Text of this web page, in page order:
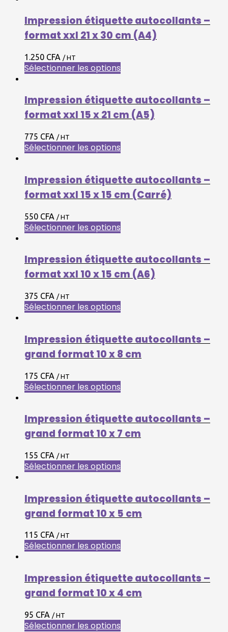
Impression étiquette autocollants –
format xxl 21 x 30 cm (A4)
1.250 CFA / HT
Sélectionner les options
Impression étiquette autocollants –
format xxl 15 x 21 cm (A5)
775 CFA / HT
Sélectionner les options
Impression étiquette autocollants –
format xxl 15 x 15 cm (Carré)
550 CFA / HT
Sélectionner les options
Impression étiquette autocollants –
format xxl 10 x 15 cm (A6)
375 CFA / HT
Sélectionner les options
Impression étiquette autocollants –
grand format 10 x 8 cm
175 CFA / HT
Sélectionner les options
Impression étiquette autocollants –
grand format 10 x 7 cm
155 CFA / HT
Sélectionner les options
Impression étiquette autocollants –
grand format 10 x 5 cm
115 CFA / HT
Sélectionner les options
Impression étiquette autocollants –
grand format 10 x 4 cm
95 CFA / HT
Sélectionner les options